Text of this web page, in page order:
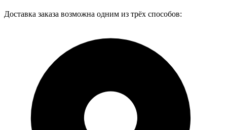
Доставка заказа возможна одним из трёх способов: